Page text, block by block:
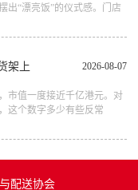
出“漂亮饭”的仪式感。门店
2026-08-07
架上
市值一度接近千亿港元。对
这个数字多少有些反常
配送协会